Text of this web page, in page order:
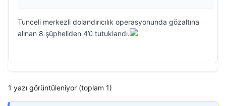
Tunceli merkezli dolandırıcılık operasyonunda gözaltına
alınan 8 şüpheliden 4’ü tutuklandı.
1 yazı görüntüleniyor (toplam 1)